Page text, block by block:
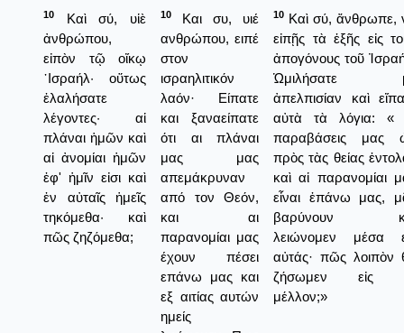
10
Καὶ σύ, υἱὲ
ἀνθρώπου,
εἰπὸν τῷ οἴκῳ
᾿Ισραήλ· οὕτως
ἐλαλήσατε
λέγοντες· αἱ
πλάναι ἡμῶν καὶ
αἱ ἀνομίαι ἡμῶν
ἐφ' ἡμῖν εἰσι καὶ
ἐν αὐταῖς ἡμεῖς
τηκόμεθα· καὶ
πῶς ζηζόμεθα;
10
Και συ, υιέ
ανθρώπου, ειπέ
στον
ισραηλιτικόν
λαόν· Είπατε
και ξαναείπατε
ότι αι πλάναι
μας μας
απεμάκρυναν
από τον Θεόν,
και αι
παρανομίαι μας
έχουν πέσει
επάνω μας και
εξ αιτίας αυτών
ημείς
10 Καὶ σύ, ἄνθρωπε,
εἰπῇς τὰ ἑξῆς εἰς
ἀπογόνους τοῦ
Ὡμιλήσατε
ἀπελπισίαν καὶ
αὐτὰ τὰ λόγια: «
παραβάσεις μας
πρὸς τὰς θείας
καὶ αἱ παρανομίαι
εἶναι ἐπάνω μας,
βαρύνουν
λειώνομεν μέσα
αὐτάς· πῶς λοιπὸν
ζήσωμεν εἰς
μέλλον;»